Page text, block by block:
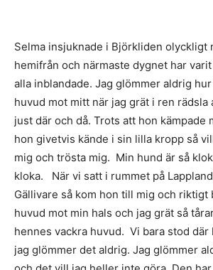
Selma insjuknade i Björkliden olyckligt
hemifrån och närmaste dygnet har
alla inblandade. Jag glömmer aldrig
huvud mot mitt när jag grät i ren rädsla
just där och då. Trots att hon kämpade
hon givetvis kände i sin lilla kropp så
mig och trösta mig. Min hund är så
kloka. När vi satt i rummet på
Gällivare så kom hon till mig och riktigt
huvud mot min hals och jag grät så
hennes vackra huvud. Vi bara stod där
jag glömmer det aldrig. Jag glömmer